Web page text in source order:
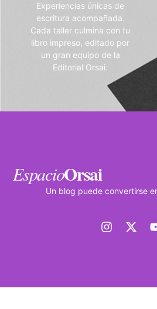
Experiencias únicas de
escritura acompañada.
Cada taller culmina con tu
libro impreso, editado por
un gran equipo de la
Editorial Orsai.
EspacioOrsai
Un blog puede convertirse